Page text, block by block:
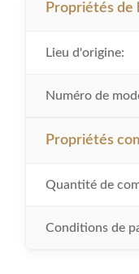
Propriétés de
Lieu d'origine:
Numéro de
Propriétés
Quantité de
Conditions de